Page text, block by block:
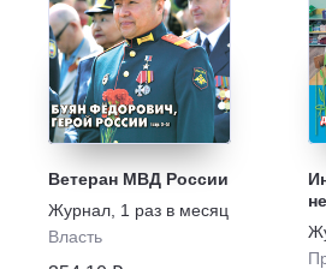
Ветеран МВД России
Журнал 1 раз в месяц
Власть